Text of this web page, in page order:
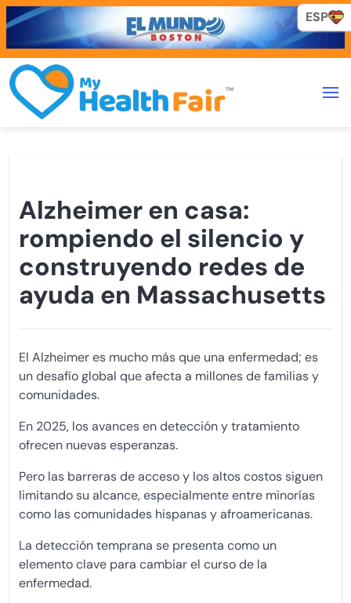
Alzheimer en casa:
rompiendo el silencio y
construyendo redes de
ayuda en Massachusetts
El Alzheimer es mucho más que una enfermedad; es
un desafío global que afecta a millones de familias y
comunidades.
En 2025, los avances en detección y tratamiento
ofrecen nuevas esperanzas.
Pero las barreras de acceso y los altos costos siguen
limitando su alcance, especialmente entre minorías
como las comunidades hispanas y afroamericanas.
La detección temprana se presenta como un
elemento clave para cambiar el curso de la
enfermedad.
ESP
ESP